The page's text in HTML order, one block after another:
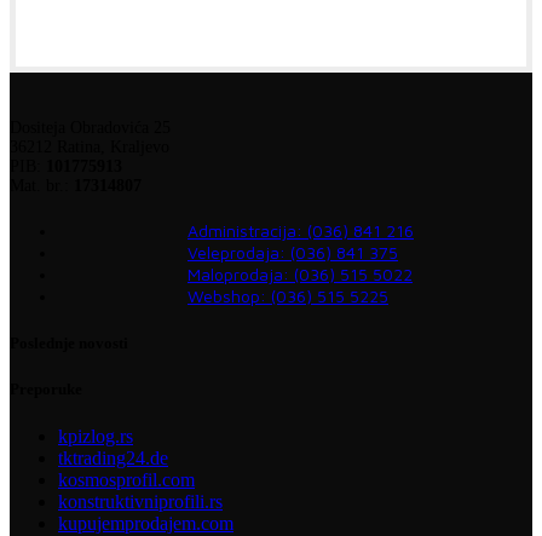
Administracija: (036) 841 216
Veleprodaja: (036) 841 375
Maloprodaja: (036) 515 5022
Webshop: (036) 515 5225
kpizlog.rs
tktrading24.de
kosmosprofil.com
konstruktivniprofili.rs
kupujemprodajem.com